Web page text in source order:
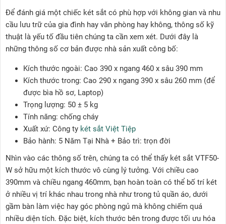
Để đánh giá một chiếc két sắt có phù hợp với không gian và nhu
cầu lưu trữ của gia đình hay văn phòng hay không, thông số kỹ
thuật là yếu tố đầu tiên chúng ta cần xem xét. Dưới đây là
những thông số cơ bản được nhà sản xuất công bố:
Kích thước ngoài: Cao 390 x ngang 460 x sâu 390 mm
Kích thước trong: Cao 290 x ngang 390 x sâu 260 mm (để
được bìa hồ sơ, Laptop)
Trọng lượng: 50 ± 5 kg
Tính năng: chống cháy
Xuất xứ: Công ty két sắt Việt Tiệp
Bảo hành: 5 Năm Tại Nhà + Bảo trì: trọn đời
Nhìn vào các thông số trên, chúng ta có thể thấy két sắt VTF50-
W sở hữu một kích thước vô cùng lý tưởng. Với chiều cao
390mm và chiều ngang 460mm, bạn hoàn toàn có thể bố trí két
ở nhiều vị trí khác nhau trong nhà như trong tủ quần áo, dưới
gầm bàn làm việc hay góc phòng ngủ mà không chiếm quá
nhiều diện tích. Đặc biệt, kích thước bên trong được tối ưu hóa